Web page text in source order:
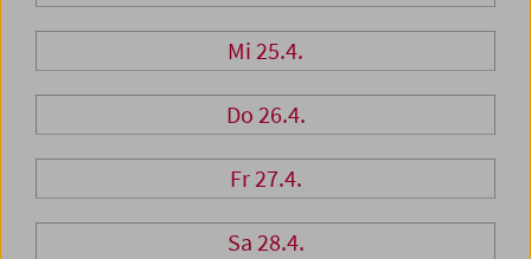
Mi 25.4.
Do 26.4.
Fr 27.4.
Sa 28.4.